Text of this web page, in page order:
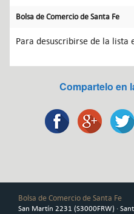
Bolsa de Comercio de Santa Fe
Para desuscribirse de la lista
Compartelo en
Bolsa de Comercio de Santa Fe
San Martín 2231 (S3000FRW) ·